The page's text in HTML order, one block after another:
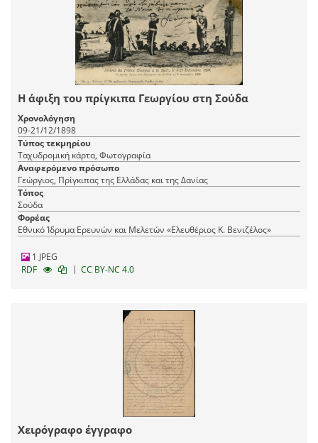
Η άφιξη του πρίγκιπα Γεωργίου στη Σούδα
Χρονολόγηση
09-21/12/1898
Τύπος τεκμηρίου
Ταχυδρομική κάρτα, Φωτογραφία
Αναφερόμενο πρόσωπο
Γεώργιος, Πρίγκιπας της Ελλάδας και της Δανίας
Τόπος
Σούδα
Φορέας
Εθνικό Ίδρυμα Ερευνών και Μελετών «Ελευθέριος Κ. Βενιζέλος»
1 JPEG
RDF
| CC BY-NC 4.0
Χειρόγραφο έγγραφο